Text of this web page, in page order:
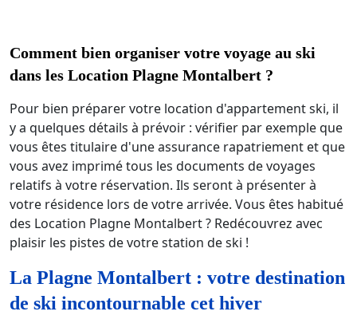
Comment bien organiser votre voyage au ski
dans les Location Plagne Montalbert ?
Pour bien préparer votre location d'appartement ski, il
y a quelques détails à prévoir : vérifier par exemple que
vous êtes titulaire d'une assurance rapatriement et que
vous avez imprimé tous les documents de voyages
relatifs à votre réservation. Ils seront à présenter à
votre résidence lors de votre arrivée. Vous êtes habitué
des Location Plagne Montalbert ? Redécouvrez avec
plaisir les pistes de votre station de ski !
La Plagne Montalbert : votre destination
de ski incontournable cet hiver